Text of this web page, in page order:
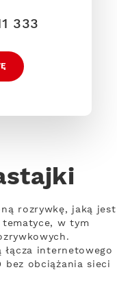
333
rozrywkę, jaką jest
w tym
internetowego
bez obciążania sieci